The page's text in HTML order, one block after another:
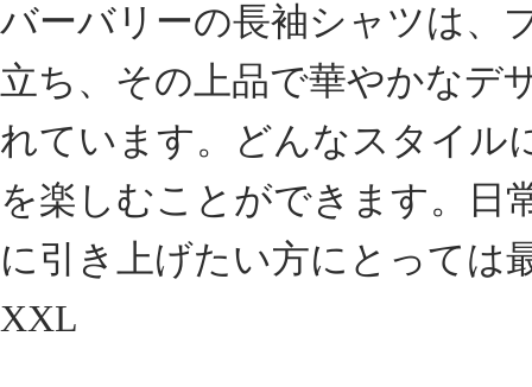
バーバリーの長袖シャツは、
立ち、その上品で華やかなデ
れています。どんなスタイル
を楽しむことができます。日
に引き上げたい方にとっては
XXL